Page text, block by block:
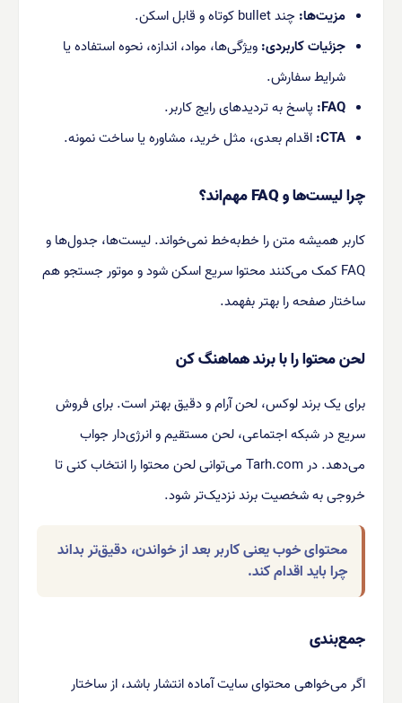
مزیت‌ها: چند bullet کوتاه و قابل اسکن.
جزئیات کاربردی: ویژگی‌ها، مواد، اندازه، نحوه استفاده یا
شرایط سفارش.
FAQ: پاسخ به تردیدهای رایج کاربر.
CTA: اقدام بعدی، مثل خرید، مشاوره یا ساخت نمونه.
چرا لیست‌ها و FAQ مهم‌اند؟
کاربر همیشه متن را خط‌به‌خط نمی‌خواند. لیست‌ها، جدول‌ها و
FAQ کمک می‌کنند محتوا سریع اسکن شود و موتور جستجو هم
ساختار صفحه را بهتر بفهمد.
لحن محتوا را با برند هماهنگ کن
برای یک برند لوکس، لحن آرام و دقیق بهتر است. برای فروش
سریع در شبکه اجتماعی، لحن مستقیم و انرژی‌دار جواب
می‌دهد. در Tarh.com می‌توانی لحن محتوا را انتخاب کنی تا
خروجی به شخصیت برند نزدیک‌تر شود.
محتوای خوب یعنی کاربر بعد از خواندن، دقیق‌تر بداند
چرا باید اقدام کند.
جمع‌بندی
اگر می‌خواهی محتوای سایت آماده انتشار باشد، از ساختار